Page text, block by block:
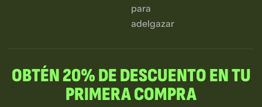
para
adelgazar
OBTÉN 20% DE DESCUENTO EN TU
PRIMERA COMPRA